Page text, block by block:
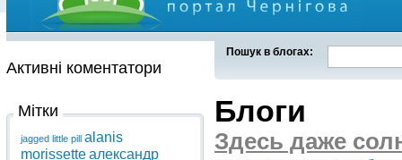
Пошук в блогах:
Блоги
Здесь даже
Активні коментатори
Мітки
jagged little pill alanis
morissetteалександр